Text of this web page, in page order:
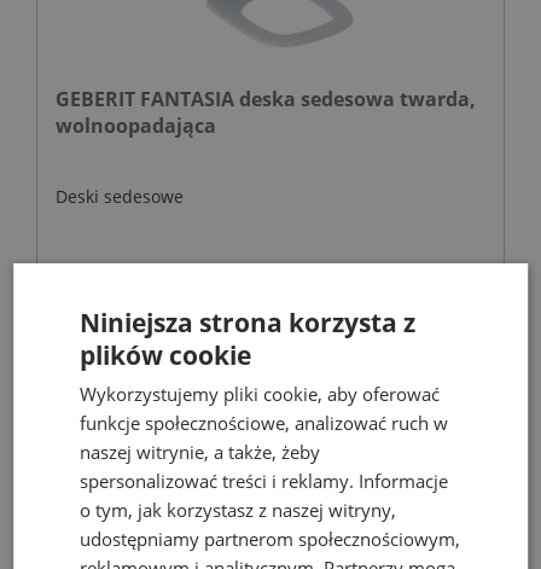
GEBERIT FANTASIA deska sedesowa twarda,
wolnoopadająca
Deski sedesowe
- 19%
Niniejsza strona korzysta z
plików cookie
Wykorzystujemy pliki cookie, aby oferować
funkcje społecznościowe, analizować ruch w
naszej witrynie, a także, żeby
spersonalizować treści i reklamy. Informacje
o tym, jak korzystasz z naszej witryny,
udostępniamy partnerom społecznościowym,